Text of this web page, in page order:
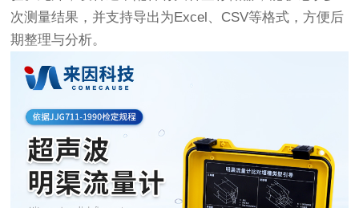
次测量结果，并支持导出为Excel、CSV等格式，方便后
期整理与分析。